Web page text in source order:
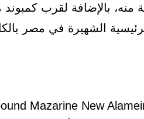
منه، بالإضافة لقرب
الشهيرة في مصر